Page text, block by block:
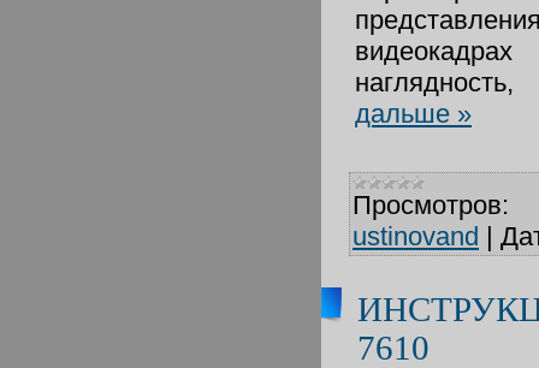
видеокадрах
дальше »
Просмотров:
ustinovand |
7610